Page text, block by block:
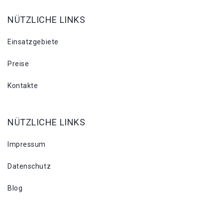
NÜTZLICHE LINKS
Einsatzgebiete
Preise
Kontakte
NÜTZLICHE LINKS
Impressum
Datenschutz
Blog